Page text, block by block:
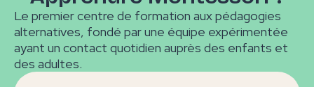
Le premier centre de formation aux pédagogies
alternatives, fondé par une équipe expérimentée
ayant un contact quotidien auprès des enfants et
des adultes.